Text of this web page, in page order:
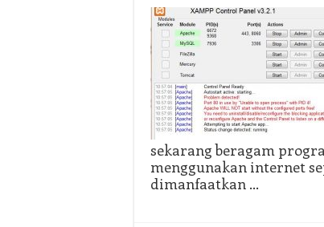
sekarang beragam
menggunakan internet
dimanfaatkan …